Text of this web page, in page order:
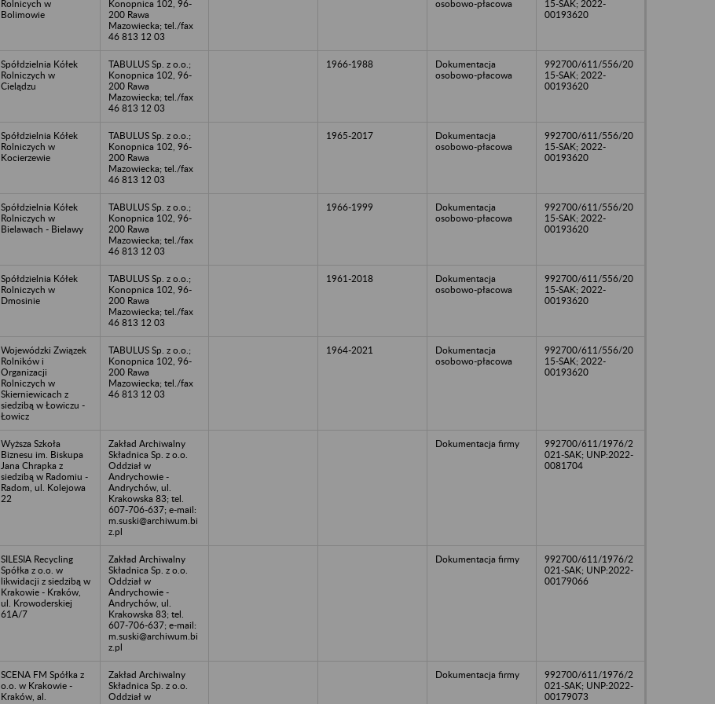
Rolnicych w
Bolimowie
Konopnica 102, 96-
200 Rawa
Mazowiecka; tel./fax
46 813 12 03
osobowo-płacowa
15-SAK; 2022-
00193620
Spółdzielnia Kółek
Rolniczych w
Cielądzu
TABULUS Sp. z o.o.;
Konopnica 102, 96-
200 Rawa
Mazowiecka; tel./fax
46 813 12 03
1966-1988
Dokumentacja
osobowo-płacowa
992700/611/556/20
15-SAK; 2022-
00193620
Spółdzielnia Kółek
Rolniczych w
Kocierzewie
TABULUS Sp. z o.o.;
Konopnica 102, 96-
200 Rawa
Mazowiecka; tel./fax
46 813 12 03
1965-2017
Dokumentacja
osobowo-płacowa
992700/611/556/20
15-SAK; 2022-
00193620
Spółdzielnia Kółek
Rolniczych w
Bielawach - Bielawy
TABULUS Sp. z o.o.;
Konopnica 102, 96-
200 Rawa
Mazowiecka; tel./fax
46 813 12 03
1966-1999
Dokumentacja
osobowo-płacowa
992700/611/556/20
15-SAK; 2022-
00193620
Spółdzielnia Kółek
Rolniczych w
Dmosinie
TABULUS Sp. z o.o.;
Konopnica 102, 96-
200 Rawa
Mazowiecka; tel./fax
46 813 12 03
1961-2018
Dokumentacja
osobowo-płacowa
992700/611/556/20
15-SAK; 2022-
00193620
Wojewódzki Związek
Rolników i
Organizacji
Rolniczych w
Skierniewicach z
siedzibą w Łowiczu -
Łowicz
TABULUS Sp. z o.o.;
Konopnica 102, 96-
200 Rawa
Mazowiecka; tel./fax
46 813 12 03
1964-2021
Dokumentacja
osobowo-płacowa
992700/611/556/20
15-SAK; 2022-
00193620
Wyższa Szkoła
Biznesu im. Biskupa
Jana Chrapka z
siedzibą w Radomiu -
Radom, ul. Kolejowa
22
Zakład Archiwalny
Składnica Sp. z o.o.
Oddział w
Andrychowie -
Andrychów, ul.
Krakowska 83; tel.
607-706-637; e-mail:
m.suski@archiwum.bi
z.pl
Dokumentacja firmy
992700/611/1976/2
021-SAK; UNP:2022-
0081704
SILESIA Recycling
Spółka z o.o. w
likwidacji z siedzibą w
Krakowie - Kraków,
ul. Krowoderskiej
61A/7
Zakład Archiwalny
Składnica Sp. z o.o.
Oddział w
Andrychowie -
Andrychów, ul.
Krakowska 83; tel.
607-706-637; e-mail:
m.suski@archiwum.bi
z.pl
Dokumentacja firmy
992700/611/1976/2
021-SAK; UNP:2022-
00179066
SCENA FM Spółka z
o.o. w Krakowie -
Kraków, al.
Zakład Archiwalny
Składnica Sp. z o.o.
Oddział w
Dokumentacja firmy
992700/611/1976/2
021-SAK; UNP:2022-
00179073